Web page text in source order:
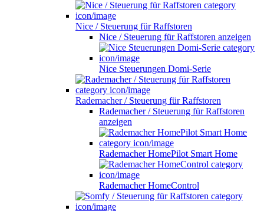
Nice / Steuerung für Raffstoren
Nice / Steuerung für Raffstoren anzeigen
Nice Steuerungen Domi-Serie
Rademacher / Steuerung für Raffstoren
Rademacher / Steuerung für Raffstoren
anzeigen
Rademacher HomePilot Smart Home
Rademacher HomeControl